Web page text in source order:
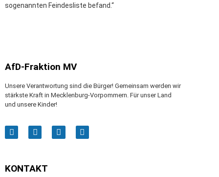
sogenannten Feindesliste befand.“
AfD-Fraktion MV
Unsere Verantwortung sind die Bürger! Gemeinsam werden wir
stärkste Kraft in Mecklenburg-Vorpommern. Für unser Land
und unsere Kinder!
KONTAKT